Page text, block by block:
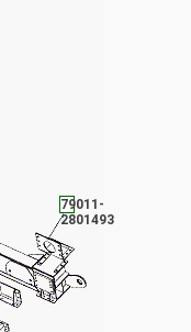
79011-
2801493